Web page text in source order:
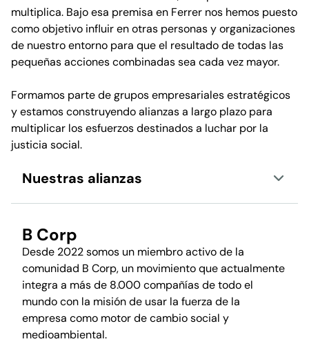
multiplica. Bajo esa premisa en Ferrer nos hemos puesto
como objetivo influir en otras personas y organizaciones
de nuestro entorno para que el resultado de todas las
pequeñas acciones combinadas sea cada vez mayor.
Formamos parte de grupos empresariales estratégicos
y estamos construyendo alianzas a largo plazo para
multiplicar los esfuerzos destinados a luchar por la
justicia social.
Nuestras alianzas
B Corp
Desde 2022 somos un miembro activo de la
comunidad B Corp, un movimiento que actualmente
integra a más de 8.000 compañías de todo el
mundo con la misión de usar la fuerza de la
empresa como motor de cambio social y
medioambiental.